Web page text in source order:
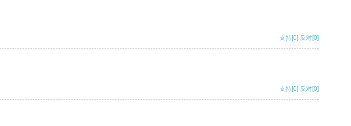
支持[0] 反对[0]
支持[0] 反对[0]